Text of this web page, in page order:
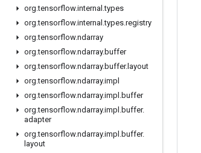
org.tensorflow.internal .types
org.tensorflow.internal .types.registry
org.tensorflow.ndarray
org.tensorflow.ndarray.buffer
org.tensorflow.ndarray.buffer. layout
org.tensorflow.ndarray.impl
org.tensorflow.ndarray.impl .buffer
org.tensorflow.ndarray.impl .buffer.
adapter
org.tensorflow.ndarray.impl .buffer.
layout